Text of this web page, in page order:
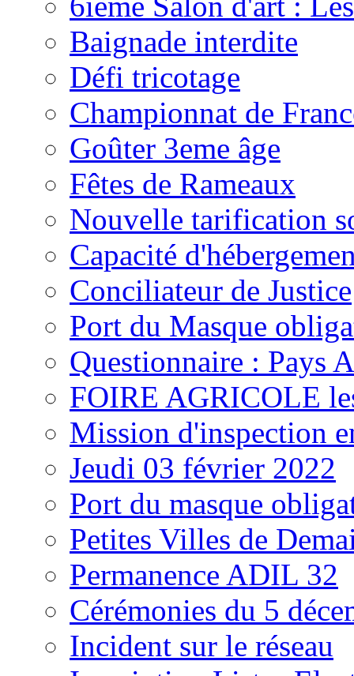
Baignade interdite
Défi tricotage
Championnat de
Goûter 3eme âge
Fêtes de Rameaux
Nouvelle tarification
Capacité
Conciliateur de Justice
Port du Masque
Questionnaire : Pays
FOIRE AGRICOLE
Mission d'inspection
Jeudi 03 février 2022
Port du masque
Petites Villes de
Permanence ADIL 32
Cérémonies du 5
Incident sur le réseau